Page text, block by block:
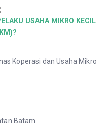
USAHA MIKRO KECIL
Koperasi dan Usaha Mikro
Batam